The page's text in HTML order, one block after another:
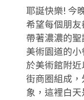
耶誕快樂! 今
希望每個朋
帶著濃濃的
美術園道的
於美術館附
街商圈組成
象，這裡白